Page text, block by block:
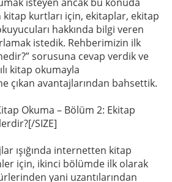
kurtları için, ekitaplar, ekitap
hakkında bilgi veren
istedik. Rehberimizin ilk
sorusuna cevap verdik ve
kitap okumayla
çıkan avantajlarından bahsettik.
Okuma – Bölüm 2: Ekitap
SIZE]
ışığında internetten kitap
için, ikinci bölümde ilk olarak
yani uzantılarından